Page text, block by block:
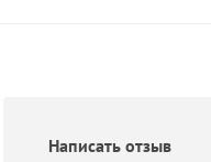
Написать отзыв